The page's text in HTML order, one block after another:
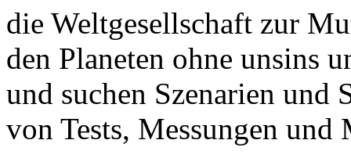
die Weltgesellschaft zur
den Planeten ohne unsins
und suchen Szenarien und
von Tests, Messungen und